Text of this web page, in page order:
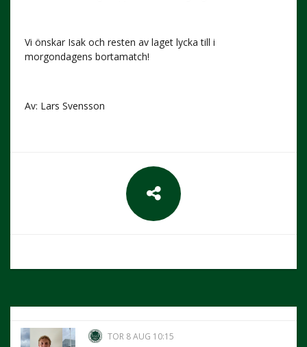
Vi önskar Isak och resten av laget lycka till i
morgondagens bortamatch!
Av: Lars Svensson
TOR 8 AUG 10:15